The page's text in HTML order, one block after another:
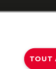
TOUT